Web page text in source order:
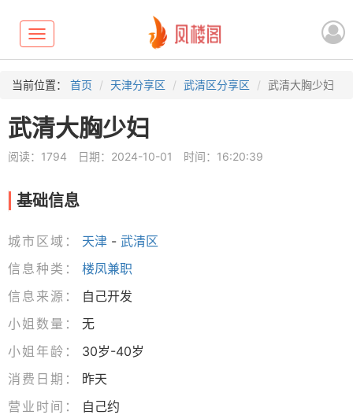
Toggle
navigation
当前位置： 首页 天津分享区 武清区分享区 武清大胸少妇
武清大胸少妇
阅读：1794 日期：2024-10-01 时间：16:20:39
基础信息
城市区域： 天津 - 武清区
信息种类：
楼凤兼职
信息来源：
自己开发
小姐数量：
无
小姐年龄：
30岁-40岁
消费日期：
昨天
营业时间：
自己约